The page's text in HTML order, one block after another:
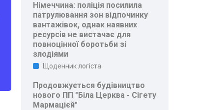
Німеччина: поліція посилила
патрулювання зон відпочинку
вантажівок, однак наявних
ресурсів не вистачає для
повноцінної боротьби зі
злодіями
Щоденник логіста
Продовжується будівництво
нового ПП "Біла Церква - Сігету
Мармацієй"